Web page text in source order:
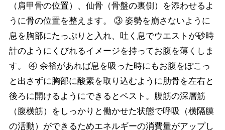
（肩甲骨の位置）、仙骨（骨盤の裏側）を添わせるよ
うに骨の位置を整えます。 ③ 姿勢を崩さないように
息を胸部にたっぷりと入れ、吐く息でウエストが砂時
計のようにくびれるイメージを持ってお腹を薄くしま
す。 ④ 余裕があれば息を吸った時にもお腹をぽこっ
と出さずに胸部に酸素を取り込むように肋骨を左右と
後ろに開けるようにできるとベスト。腹筋の深層筋
（腹横筋）をしっかりと働かせた状態で呼吸（横隔膜
の活動）ができるためエネルギーの消費量がアップし